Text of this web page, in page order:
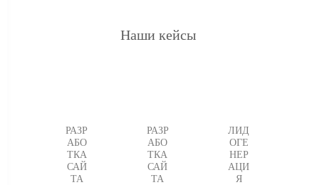
Наши кейсы
РАЗР
АБО
ТКА
САЙ
ТА
РАЗР
АБО
ТКА
САЙ
ТА
ЛИД
ОГЕ
НЕР
АЦИ
Я